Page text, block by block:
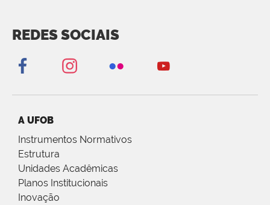
REDES SOCIAIS
A UFOB
Instrumentos Normativos
Estrutura
Unidades Acadêmicas
Planos Institucionais
Inovação